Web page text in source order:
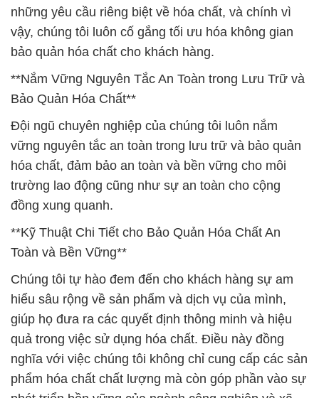
những yêu cầu riêng biệt về hóa chất, và chính vì
vậy, chúng tôi luôn cố gắng tối ưu hóa không gian
bảo quản hóa chất cho khách hàng.
**Nắm Vững Nguyên Tắc An Toàn trong Lưu Trữ và
Bảo Quản Hóa Chất**
Đội ngũ chuyên nghiệp của chúng tôi luôn nắm
vững nguyên tắc an toàn trong lưu trữ và bảo quản
hóa chất, đảm bảo an toàn và bền vững cho môi
trường lao động cũng như sự an toàn cho cộng
đồng xung quanh.
**Kỹ Thuật Chi Tiết cho Bảo Quản Hóa Chất An
Toàn và Bền Vững**
Chúng tôi tự hào đem đến cho khách hàng sự am
hiểu sâu rộng về sản phẩm và dịch vụ của mình,
giúp họ đưa ra các quyết định thông minh và hiệu
quả trong việc sử dụng hóa chất. Điều này đồng
nghĩa với việc chúng tôi không chỉ cung cấp các sản
phẩm hóa chất chất lượng mà còn góp phần vào sự